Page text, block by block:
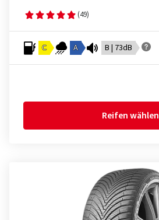
(49)
C A B | 73dB
Reifen wählen